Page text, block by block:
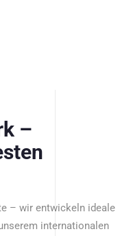
–
– wir entwickeln ideale
internationalen